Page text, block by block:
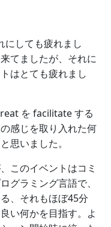
にしても疲れまし
てましたが、それに
はとても疲れまし
を facilitate する
感じを取り入れた何
思いました。
このイベントはコミ
グラミング言語で、
、それもほぼ45分
い何かを目指す。よ